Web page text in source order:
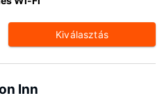
Kiválasztás
Inn